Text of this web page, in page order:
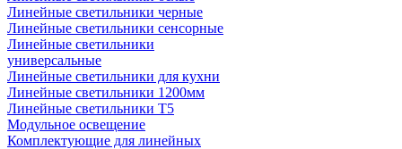
Линейные светильники черные
Линейные светильники сенсорные
Линейные светильники
универсальные
Линейные светильники для кухни
Линейные светильники 1200мм
Линейные светильники Т5
Модульное освещение
Комплектующие для линейных